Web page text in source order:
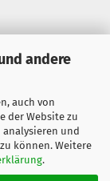
andere
auch von
der Website zu
analysieren und
können. Weitere
.